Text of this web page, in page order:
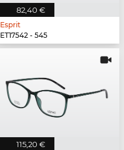
82,40 €
Esprit
ET17542 - 545
115,20 €